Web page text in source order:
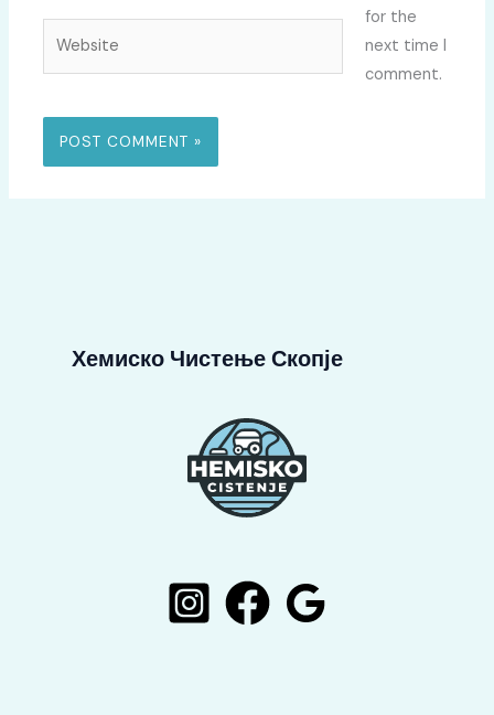
for the
next time I
comment.
Хемиско Чистење Скопје